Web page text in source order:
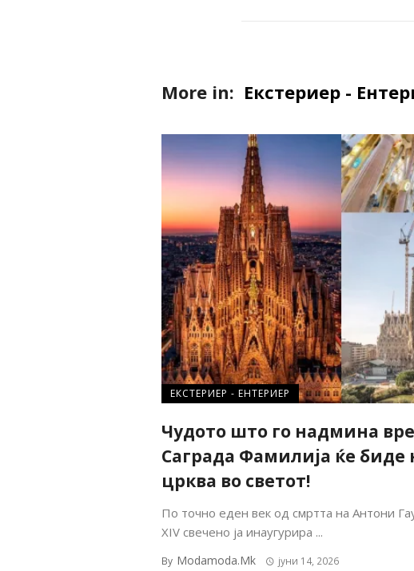
More in: Екстериер -
ЕКСТЕРИЕР - ЕНТЕРИЕР
Чудото што го надмина
Саграда Фамилија ќе биде
црква во светот!
По точно еден век од смртта на Антони
XIV свечено ја инаугурира ...
By Modamoda.mk јуни 14, 2026